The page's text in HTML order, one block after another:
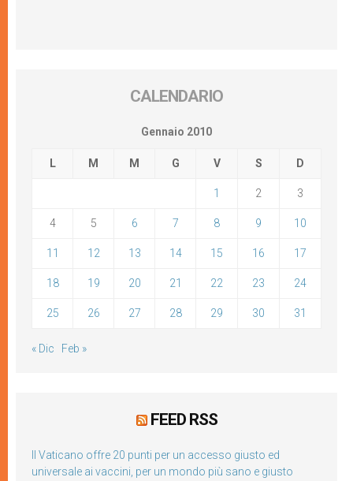
CALENDARIO
Gennaio 2010
L M M G V S D
1 2 3
4 5 6 7 8 9 10
11 12 13 14 15 16 17
18 19 20 21 22 23 24
25 26 27 28 29 30 31
« Dic Feb »
FEED RSS
Il Vaticano offre 20 punti per un accesso giusto ed
universale ai vaccini, per un mondo più sano e giusto